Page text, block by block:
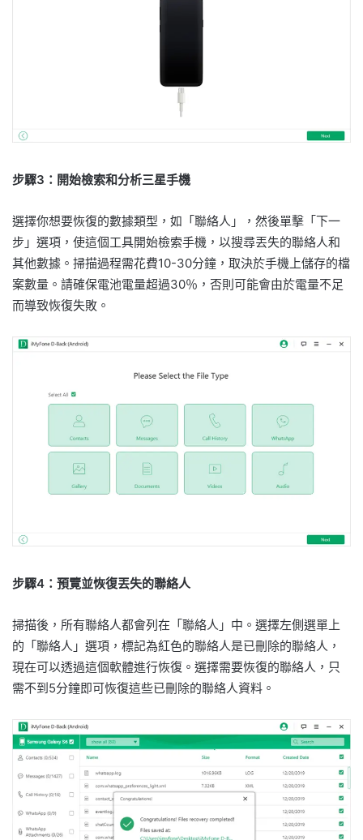
步驟3：開始檢索和分析三星手機
選擇你想要恢復的數據類型，如「聯絡人」，然後單擊「下一
步」選項，使這個工具開始檢索手機，以搜尋丟失的聯絡人和
其他數據。掃描過程需花費10-30分鐘，取決於手機上儲存的檔
案數量。請確保電池電量超過30％，否則可能會由於電量不足
而導致恢復失敗。
步驟4：預覽並恢復丟失的聯絡人
掃描後，所有聯絡人都會列在「聯絡人」中。選擇左側選單上
的「聯絡人」選項，標記為紅色的聯絡人是已刪除的聯絡人，
現在可以透過這個軟體進行恢復。選擇需要恢復的聯絡人，只
需不到5分鐘即可恢復這些已刪除的聯絡人資料。